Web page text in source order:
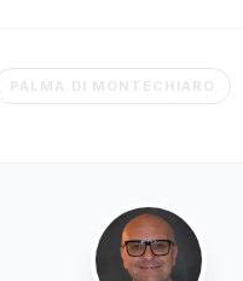
PALMA DI MONTECHIARO